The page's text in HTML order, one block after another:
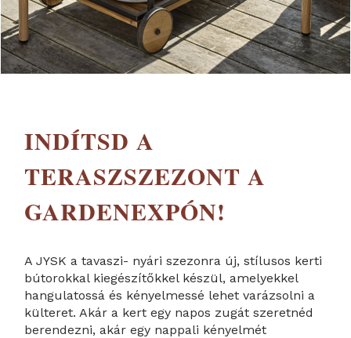
INDÍTSD A
TERASZSZEZONT A
GARDENEXPÓN!
A JYSK a tavaszi- nyári szezonra új, stílusos kerti
bútorokkal kiegészítőkkel készül, amelyekkel
hangulatossá és kényelmessé lehet varázsolni a
külteret. Akár a kert egy napos zugát szeretnéd
berendezni, akár egy nappali kényelmét